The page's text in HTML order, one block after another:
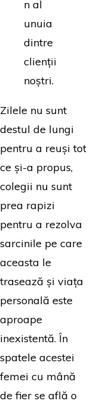
n al
unuia
dintre
clienții
noștri.
Zilele nu sunt
destul de lungi
pentru a reuși tot
ce și-a propus,
colegii nu sunt
prea rapizi
pentru a rezolva
sarcinile pe care
aceasta le
trasează și viața
personală este
aproape
inexistentă. În
spatele acestei
femei cu mână
de fier se află o